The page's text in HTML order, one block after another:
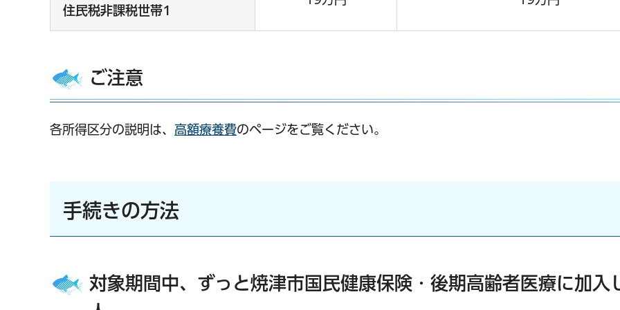
住民税非課税世帯1
ご注意
各所得区分の説明は、 高額療養費のページをご覧ください。
手続きの方法
対象期間中、ずっと焼津市国民健康保険・後期高齢者医療に加入